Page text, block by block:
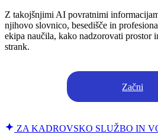
Z takojšnjimi AI povratnimi
njihovo slovnico, besedišče in
ekipa naučila, kako nadzorovati prostor
strank.
Začni
ZA KADROVSKO SLUŽBO IN